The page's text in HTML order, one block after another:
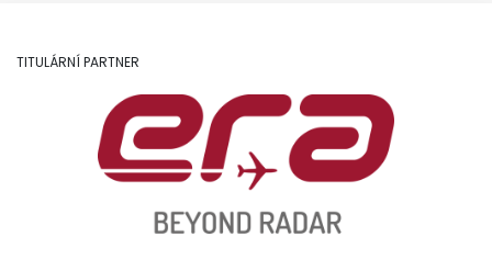
TITULÁRNÍ PARTNER